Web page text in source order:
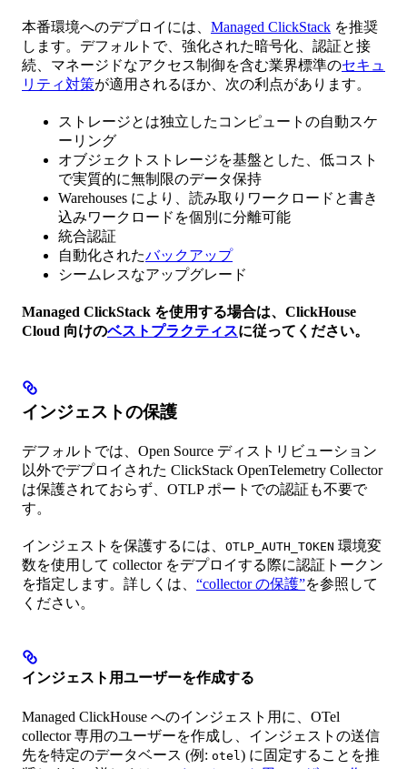
本番環境へのデプロイには、 Managed ClickStack を推奨
します。デフォルトで、強化された暗号化、認証と接
続、マネージドなアクセス制御を含む業界標準のセキュ
リティ対策が適用されるほか、次の利点があります。
ストレージとは独立したコンピュートの自動スケ
ーリング
オブジェクトストレージを基盤とした、低コスト
で実質的に無制限のデータ保持
Warehouses により、読み取りワークロードと書き
込みワークロードを個別に分離可能
統合認証
自動化されたバックアップ
シームレスなアップグレード
Managed ClickStack を使用する場合は、ClickHouse
Cloud 向けのベストプラクティスに従ってください。
インジェストの保護
デフォルトでは、Open Source ディストリビューション
以外でデプロイされた ClickStack OpenTelemetry Collector
は保護されておらず、OTLP ポートでの認証も不要で
す。
インジェストを保護するには、 OTLP_AUTH_TOKEN 環境変
数を使用して collector をデプロイする際に認証トークン
を指定します。詳しくは、 “collector の保護”を参照して
ください。
インジェスト用ユーザーを作成する
Managed ClickHouse へのインジェスト用に、OTel
collector 専用のユーザーを作成し、インジェストの送信
先を特定のデータベース (例: otel ) に固定することを推